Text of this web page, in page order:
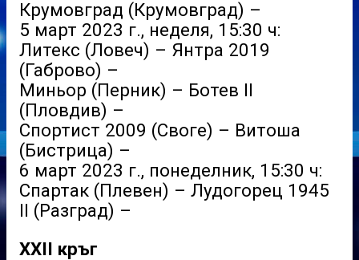
Крумовград (Крумовград) –
5 март 2023 г., неделя, 15:30 ч:
Литекс (Ловеч) – Янтра 2019
(Габрово) –
Миньор (Перник) – Ботев II
(Пловдив) –
Спортист 2009 (Своге) – Витоша
(Бистрица) –
6 март 2023 г., понеделник, 15:30 ч:
Спартак (Плевен) – Лудогорец 1945
II (Разград) –
XXII кръг